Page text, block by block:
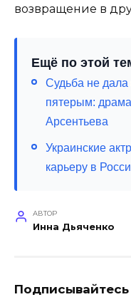
возвращение в
Ещё по этой
Судьба не
пятерым:
Арсентьева
Украинские
карьеру в
АВТОР
Инна Дьяченко